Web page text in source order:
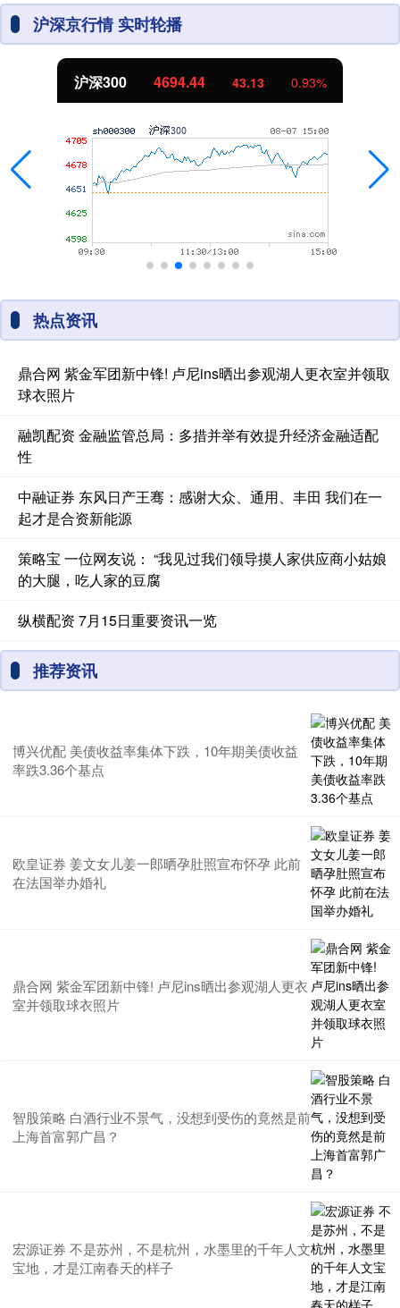
沪深京行情 实时轮播
沪深300 4694.44 43.13 0.93%
热点资讯
鼎合网 紫金军团新中锋! 卢尼ins晒出参观湖人更衣室并领取
球衣照片
融凯配资 金融监管总局：多措并举有效提升经济金融适配
性
中融证券 东风日产王骞：感谢大众、通用、丰田 我们在一
起才是合资新能源
策略宝 一位网友说： “我见过我们领导摸人家供应商小姑娘
的大腿，吃人家的豆腐
纵横配资 7月15日重要资讯一览
推荐资讯
博兴优配 美债收益率集体下跌，10年期美债收益
率跌3.36个基点
欧皇证券 姜文女儿姜一郎晒孕肚照宣布怀孕 此前
在法国举办婚礼
鼎合网 紫金军团新中锋! 卢尼ins晒出参观湖人更衣
室并领取球衣照片
智股策略 白酒行业不景气，没想到受伤的竟然是前
上海首富郭广昌？
宏源证券 不是苏州，不是杭州，水墨里的千年人文
宝地，才是江南春天的样子